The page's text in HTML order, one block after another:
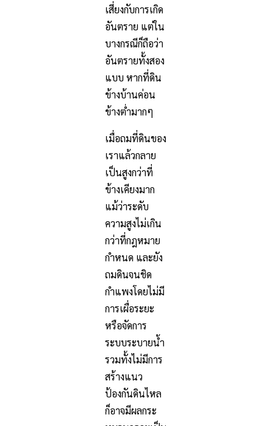
เสี่ยงกับการเกิด
อันตราย แต่ใน
บางกรณีก็ถือว่า
อันตรายทั้งสอง
แบบ หากที่ดิน
ข้างบ้านค่อน
ข้างต่ำมากๆ
เมื่อถมที่ดินของ
เราแล้วกลาย
เป็นสูงกว่าที่
ข้างเคียงมาก
แม้ว่าระดับ
ความสูงไม่เกิน
กว่าที่กฎหมาย
กำหนด และยัง
ถมดินจนชิด
กำแพงโดยไม่มี
การเผื่อระยะ
หรือจัดการ
ระบบระบายน้ำ
รวมทั้งไม่มีการ
สร้างแนว
ป้องกันดินไหล
ก็อาจมีผลกระ